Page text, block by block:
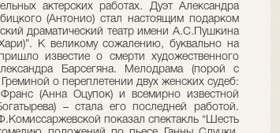
актерских работах. Дуэт Александра
(Антонио) стал настоящим подарком
драматический театр имени А.С.Пушкина
К великому сожалению, буквально на
известие о смерти художественного
Барсегяна. Мелодрама (порой с
о переплетении двух женских судеб:
(Анна Оцупок) и всемирно известной
– стала его последней работой.
показал спектакль “Шесть